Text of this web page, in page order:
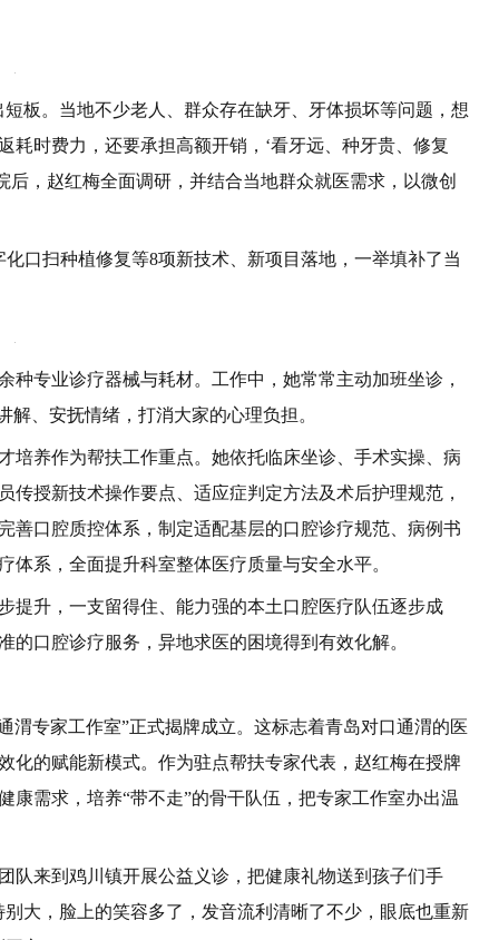
板。当地不少老人、群众存在缺牙、牙体损坏等问题，想
时费力，还要承担高额开销，‘看牙远、种牙贵、修复
，赵红梅全面调研，并结合当地群众就医需求，以微创
口扫种植修复等8项新技术、新项目落地，一举填补了当
专业诊疗器械与耗材。工作中，她常常主动加班坐诊，
、安抚情绪，打消大家的心理负担。
培养作为帮扶工作重点。她依托临床坐诊、手术实操、病
授新技术操作要点、适应症判定方法及术后护理规范，
善口腔质控体系，制定适配基层的口腔诊疗规范、病例书
系，全面提升科室整体医疗质量与安全水平。
提升，一支留得住、能力强的本土口腔医疗队伍逐步成
口腔诊疗服务，异地求医的困境得到有效化解。
渭专家工作室”正式揭牌成立。这标志着青岛对口通渭的医
化的赋能新模式。作为驻点帮扶专家代表，赵红梅在授牌
需求，培养“带不走”的骨干队伍，把专家工作室办出温
队来到鸡川镇开展公益义诊，把健康礼物送到孩子们手
大，脸上的笑容多了，发音流利清晰了不少，眼底也重新